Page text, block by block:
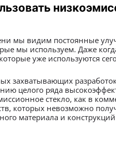
мы видим постоянные
мы используем. Даже
уже используются
захватывающих
целого ряда
стекло, как в
которых невозможно
материала и конструкций